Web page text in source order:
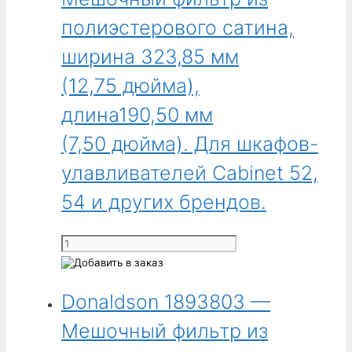
MIC
1080,
1390,
PIC
230,
PIC
460,
PIC
770,
PIC
1080,
PIC
1390
и
брендов.
Мешочный
фильтр
из
полиэстерового
сатина,
наружный
диаметр
136,65 мм
(5,38 дюйма),
длина
2178,05 мм
(85,75 дюйма),
и
нижняя
хомут.
Для
мешочных
полиэстерового сатина,
ширина 323,85 мм
(12,75 дюйма),
длина190,50 мм
(7,50 дюйма). Для шкафов-
улавливателей Cabinet 52,
54 и других брендов.
Количество
товара
1893802
-
Мешочный
Donaldson 1893803 —
Мешочный фильтр из